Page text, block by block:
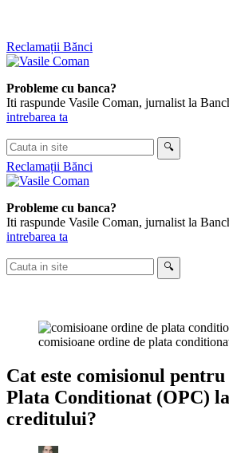
Skip
to
Reclamații Bănci
Probleme cu banca?
Iti raspunde Vasile Coman, jurnalist la
intrebarea ta
Cauta
in
site
🔍
Reclamații Bănci
Probleme cu banca?
Iti raspunde Vasile Coman, jurnalist la
intrebarea ta
Cauta
in
🔍
comisioane ordine de plata
Cat este comisionul
Plata Conditionat (OPC)
creditului?